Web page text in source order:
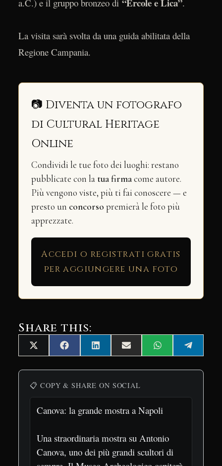
a.C.) e il gruppo bronzeo di
.
La visita sarà svolta da una guida abilitata della
Regione Campania.
📷 Diventa un fotografo
di Cultural Heritage
Online
Condividi le tue foto dei luoghi: restano
pubblicate con la tua firmacome autore.
Più vengono viste, più ti fai conoscere — e
presto un concorso premierà le foto più
apprezzate.
Accedi o registrati gratis
per aggiungere una foto
Share this:
Share
on
X
(Twitter)
Share
on
FacebookShare
on
LinkedInShare
on
Email Share
on
WhatsAppShare
on
📋 COPY & SHARE ON SOCIAL